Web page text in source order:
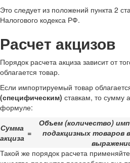
Это следует из положений пункта 2
Налогового кодекса РФ.
Расчет акцизов
Порядок расчета акциза зависит от
облагается товар.
Если импортируемый товар
(специфическим) ставкам, то сумму
формуле:
Сумма
акциза =
Объем (количество)
подакцизных товаров
Такой же порядок расчета